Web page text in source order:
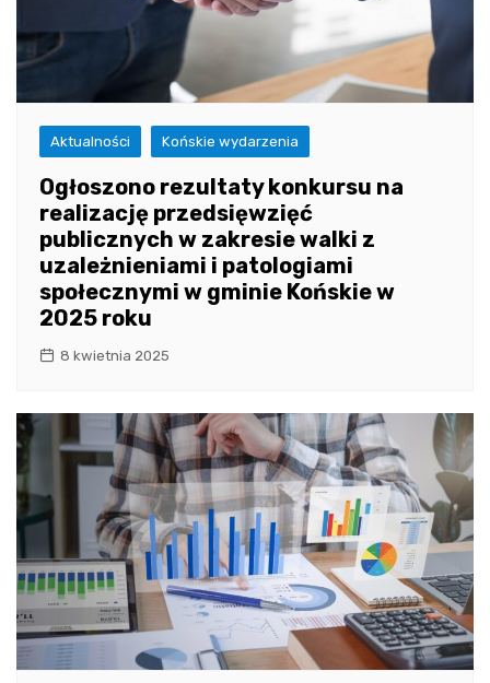
Aktualności Końskie wydarzenia
Ogłoszono rezultaty konkursu na
realizację przedsięwzięć
publicznych w zakresie walki z
uzależnieniami i patologiami
społecznymi w gminie Końskie w
2025 roku
8 kwietnia 2025